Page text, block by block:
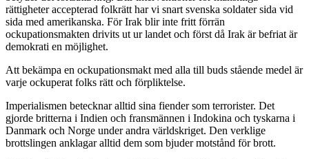
rättigheter accepterad folkrätt har vi snart svenska soldater sida vid
sida med amerikanska. För Irak blir inte fritt förrän
ockupationsmakten drivits ut ur landet och först då Irak är befriat är
demokrati en möjlighet.
Att bekämpa en ockupationsmakt med alla till buds stående medel är
varje ockuperat folks rätt och förpliktelse.
Imperialismen betecknar alltid sina fiender som terrorister. Det
gjorde britterna i Indien och fransmännen i Indokina och tyskarna i
Danmark och Norge under andra världskriget. Den verklige
brottslingen anklagar alltid dem som bjuder motstånd för brott.